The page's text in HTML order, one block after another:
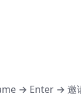
→ Enter → 邀请